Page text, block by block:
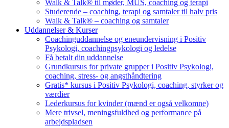
Walk & Talk® til møder, MUS, coaching og terapi
Studerende – coaching, terapi og samtaler til halv pris
Walk & Talk® – coaching og samtaler
Uddannelser & Kurser
Coachinguddannelse og eneundervisning i Positiv
Psykologi, coachingpsykologi og ledelse
Få betalt din uddannelse
Grundkursus for private grupper i Positiv Psykologi,
coaching, stress- og angsthåndtering
Gratis* kursus i Positiv Psykologi, coaching, styrker og
værdier
Lederkursus for kvinder (mænd er også velkomne)
Mere trivsel, meningsfuldhed og performance på
arbejdspladsen